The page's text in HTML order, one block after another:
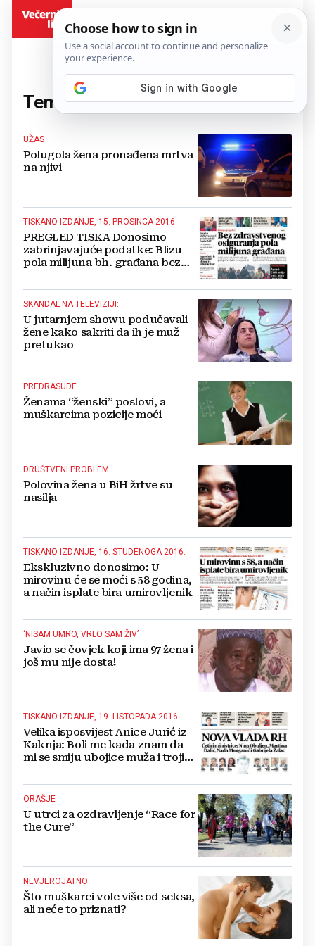
Tema:žene(235 članaka)
UŽAS
Polugola žena pronađena mrtva
na njivi
TISKANO IZDANJE, 15. PROSINCA 2016.
PREGLED TISKA Donosimo
zabrinjavajuće podatke: Blizu
pola milijuna bh. građana bez
SKANDAL NA TELEVIZIJI:
U jutarnjem showu podučavali
žene kako sakriti da ih je muž
pretukao
PREDRASUDE
Ženama “ženski” poslovi, a
muškarcima pozicije moći
DRUŠTVENI PROBLEM
Polovina žena u BiH žrtve su
nasilja
TISKANO IZDANJE, 16. STUDENOGA 2016.
Ekskluzivno donosimo: U
mirovinu će se moći s 58 godina,
a način isplate bira umirovljenik
‘NISAM UMRO, VRLO SAM ŽIV’
Javio se čovjek koji ima 97 žena i
još mu nije dosta!
TISKANO IZDANJE, 19. LISTOPADA 2016
Velika isposvijest Anice Jurić iz
Kaknja: Boli me kada znam da
mi se smiju ubojice muža i trojice
ORAŠJE
U utrci za ozdravljenje “Race for
the Cure”
NEVJEROJATNO:
Što muškarci vole više od seksa,
ali neće to priznati?